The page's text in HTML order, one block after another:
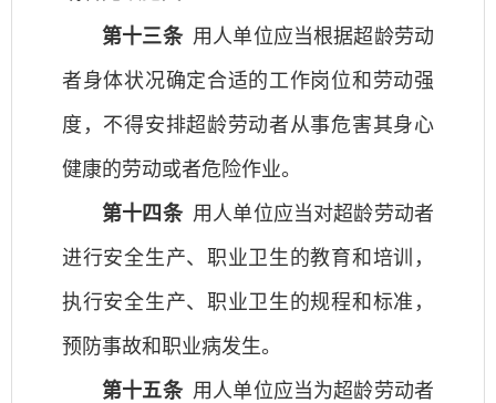
第十三条用人单位应当根据超龄劳动
者身体状况确定合适的工作岗位和劳动强
度，不得安排超龄劳动者从事危害其身心
健康的劳动或者危险作业。
第十四条用人单位应当对超龄劳动者
进行安全生产、职业卫生的教育和培训，
执行安全生产、职业卫生的规程和标准，
预防事故和职业病发生。
第十五条用人单位应当为超龄劳动者